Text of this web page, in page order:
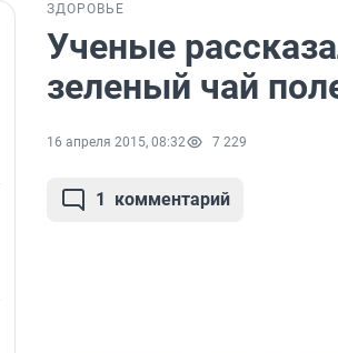
ЗДОРОВЬЕ
Ученые
зеленый чай
16 апреля 2015, 08:32 7 229
1 комментарий